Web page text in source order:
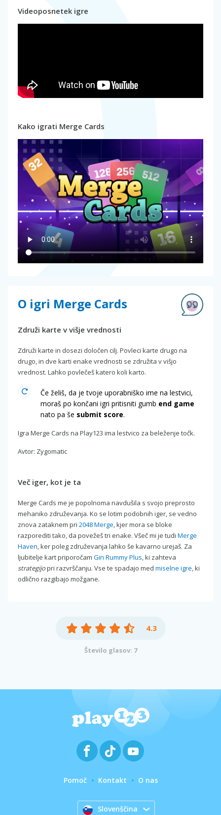
Videoposnetek igre
Kako igrati Merge Cards
O igri Merge Cards
Združi karte v višje vrednosti
Združi karte in dosezi določen cilj. Povleci karte drugo na
drugo, in dve karti enake vrednosti se združita v višjo
vrednost. Lahko povlečeš katero koli karto.
Če želiš, da je tvoje uporabniško ime na lestvici,
moraš po končani igri pritisniti gumb end game
nato pa še submit score.
Igra Merge Cards na Play123 ima lestvico za beleženje točk.
Avtor: Zygomatic
Več iger, kot je ta
Merge Cards me je popolnoma navdušila s svojo preprosto
mehaniko združevanja. Ko se lotim podobnih iger, se vedno
znova zataknem pri 2048 Merge, kjer mora se bloke
razporediti tako, da povežeš tri enake. Všeč mi je tudi Merge
Haven, ker poleg združevanja lahko še kavarno urejaš. Za
ljubitelje kart priporočam Gin Rummy Plus, ki zahteva
strategijopri razvrščanju. Vse te spadajo med miselne igre, ki
odlično razgibajo možgane.
4.3
Število glasov: 7
Pomoč Kontakt O nas
Slovenščina